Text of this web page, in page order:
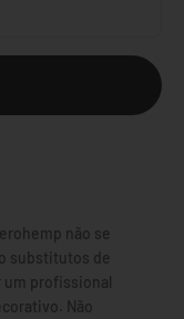
não se
substitutos de
profissional
Não